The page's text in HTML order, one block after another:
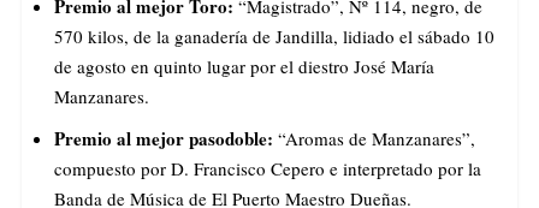
Premio al mejor Toro: “Magistrado”, Nº 114, negro, de
570 kilos, de la ganadería de Jandilla, lidiado el sábado 10
de agosto en quinto lugar por el diestro José María
Manzanares.
Premio al mejor pasodoble: “Aromas de Manzanares”,
compuesto por D. Francisco Cepero e interpretado por la
Banda de Música de El Puerto Maestro Dueñas.